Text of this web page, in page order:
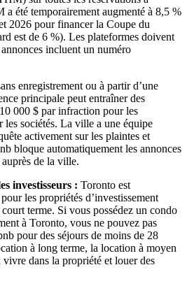
été temporairement augmenté à 8,5 %
2026 pour financer la Coupe du
est de 6 %). Les plateformes doivent
annonces incluent un numéro
enregistrement ou à partir d’une
principale peut entraîner des
000 $ par infraction pour les
sociétés. La ville a une équipe
activement sur les plaintes et
bloque automatiquement les annonces
de la ville.
investisseurs : Toronto est
les propriétés d’investissement
terme. Si vous possédez un condo
à Toronto, vous ne pouvez pas
pour des séjours de moins de 28
à long terme, la location à moyen
dans la propriété et louer des